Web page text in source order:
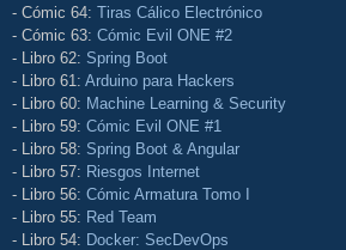
- Cómic 64: Tiras Cálico Electrónico
- Cómic 63: Cómic Evil ONE #2
- Libro 62: Spring Boot
- Libro 61: Arduino para Hackers
- Libro 60: Machine Learning & Security
- Libro 59: Cómic Evil ONE #1
- Libro 58: Spring Boot & Angular
- Libro 57: Riesgos Internet
- Libro 56: Cómic Armatura Tomo I
- Libro 55: Red Team
- Libro 54: Docker: SecDevOps